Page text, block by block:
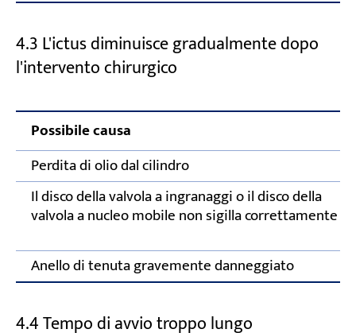
4.3 L'ictus diminuisce gradualmente dopo
l'intervento chirurgico
Possibile causa
Perdita di olio dal cilindro
Il disco della valvola a ingranaggi o il disco della
valvola a nucleo mobile non sigilla correttamente
Anello di tenuta gravemente danneggiato
4.4 Tempo di avvio troppo lungo